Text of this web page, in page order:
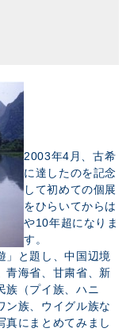
2003年4月、古希
に達したのを記念
して初めての個展
をひらいてからは
や10年超になりま
す。
」と題し、中国辺境
青海省、甘粛省、新
族（プイ族、ハニ
ン族、ウイグル族な
真にまとめてみまし